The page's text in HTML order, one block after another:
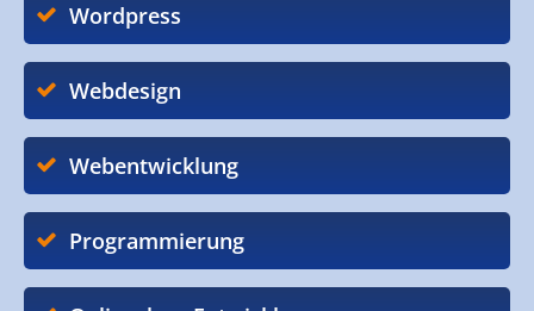
Wordpress
Webdesign
Webentwicklung
Programmierung